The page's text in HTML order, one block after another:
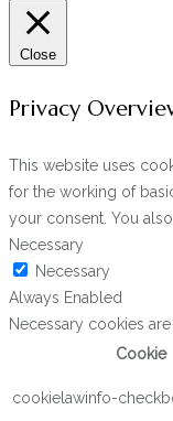
Close
Privacy
This website uses
for the working of
your consent. You
Necessary
Necessary
Always Enabled
Necessary cookies
Cookie
cookielawinfo-